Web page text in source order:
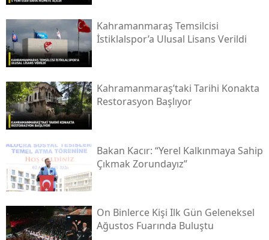
Kahramanmaraş Temsilcisi
İstiklalspor’a Ulusal Lisans Verildi
Kahramanmaraş’taki Tarihi Konakta
Restorasyon Başlıyor
Bakan Kacır: “yerel Kalkınmaya Sahip
Çıkmak Zorundayız”
On Binlerce Kişi Ilk Gün Geleneksel
Ağustos Fuarında Buluştu